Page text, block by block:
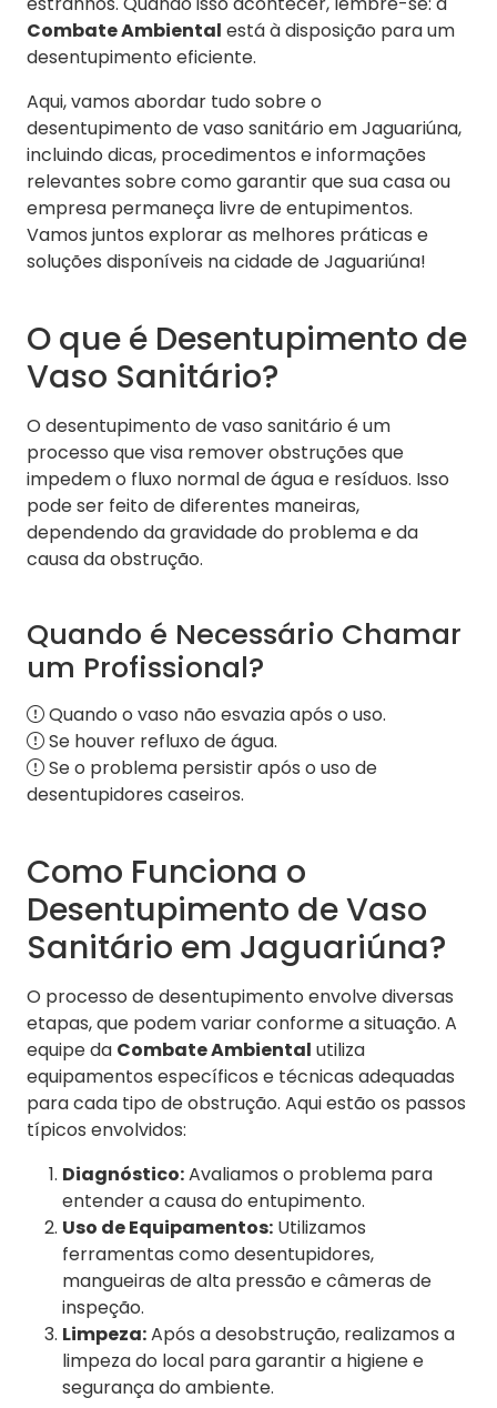
Combate Ambiental está à disposição para um
desentupimento eficiente.
Aqui, vamos abordar tudo sobre o
desentupimento de vaso sanitário em Jaguariúna,
incluindo dicas, procedimentos e informações
relevantes sobre como garantir que sua casa ou
empresa permaneça livre de entupimentos.
Vamos juntos explorar as melhores práticas e
soluções disponíveis na cidade de Jaguariúna!
O que é Desentupimento de
Vaso Sanitário?
O desentupimento de vaso sanitário é um
processo que visa remover obstruções que
impedem o fluxo normal de água e resíduos. Isso
pode ser feito de diferentes maneiras,
dependendo da gravidade do problema e da
causa da obstrução.
Quando é Necessário Chamar
um Profissional?
Quando o vaso não esvazia após o uso.
Se houver refluxo de água.
Se o problema persistir após o uso de
desentupidores caseiros.
Como Funciona o
Desentupimento de Vaso
Sanitário em Jaguariúna?
O processo de desentupimento envolve diversas
etapas, que podem variar conforme a situação. A
equipe da Combate Ambiental utiliza
equipamentos específicos e técnicas adequadas
para cada tipo de obstrução. Aqui estão os passos
típicos envolvidos:
Diagnóstico:Avaliamos o problema para
entender a causa do entupimento.
Uso de Equipamentos: Utilizamos
ferramentas como desentupidores,
mangueiras de alta pressão e câmeras de
inspeção.
Limpeza:Após a desobstrução, realizamos a
limpeza do local para garantir a higiene e
segurança do ambiente.